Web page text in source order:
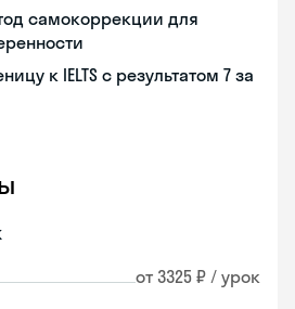
самокоррекции для
к IELTS с результатом 7 за
от 3325 ₽ / урок